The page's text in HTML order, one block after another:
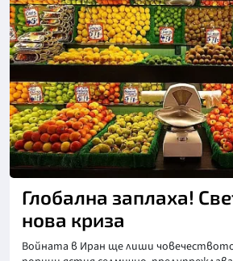
Глобална заплаха!
нова криза
Войната в Иран ще лиши